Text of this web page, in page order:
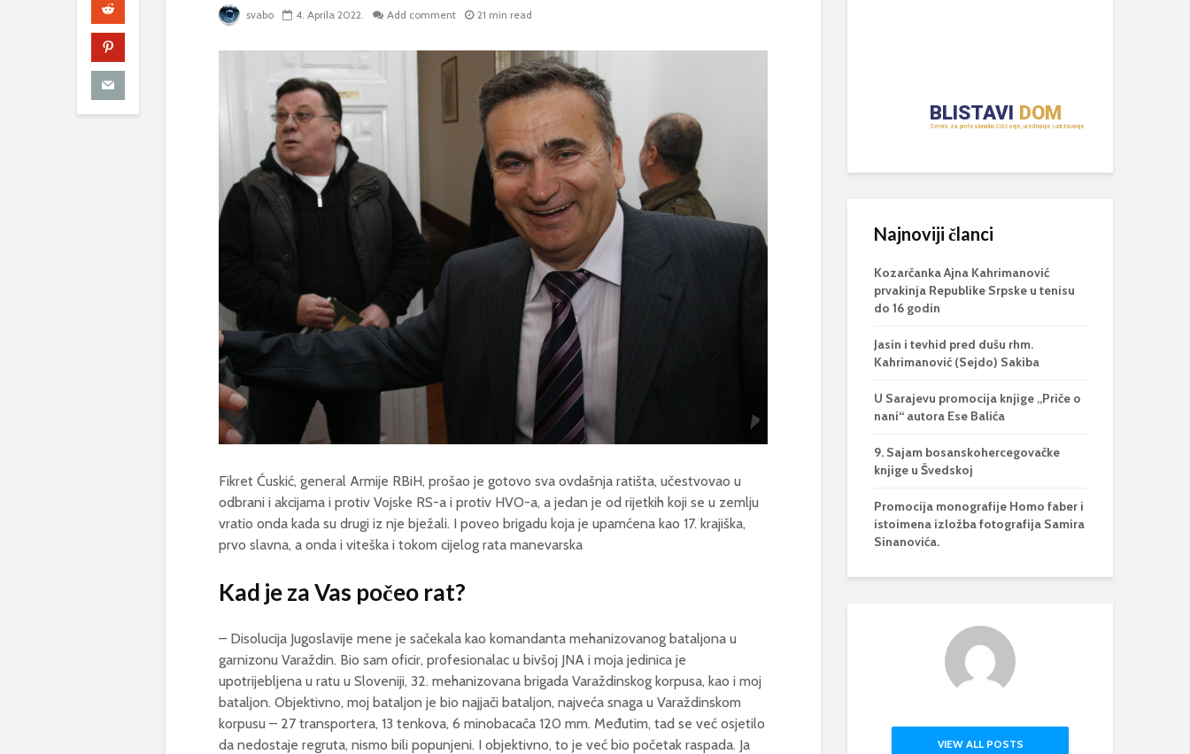
svabo 4. Aprila 2022. Add comment 21 min read
Fikret Ćuskić, general Armije RBiH, prošao je gotovo sva ovdašnja ratišta, učestvovao u
odbrani i akcijama i protiv Vojske RS-a i protiv HVO-a, a jedan je od rijetkih koji se u zemlju
vratio onda kada su drugi iz nje bježali. I poveo brigadu koja je upamćena kao 17. krajiška,
prvo slavna, a onda i viteška i tokom cijelog rata manevarska
Kad je za Vas počeo rat?
– Disolucija Jugoslavije mene je sačekala kao komandanta mehanizovanog bataljona u
garnizonu Varaždin. Bio sam oficir, profesionalac u bivšoj JNA i moja jedinica je
upotrijebljena u ratu u Sloveniji, 32. mehanizovana brigada Varaždinskog korpusa, kao i moj
bataljon. Objektivno, moj bataljon je bio najjači bataljon, najveća snaga u Varaždinskom
korpusu – 27 transportera, 13 tenkova, 6 minobacača 120 mm. Međutim, tad se već osjetilo
da nedostaje regruta, nismo bili popunjeni. I objektivno, to je već bio početak raspada. Ja
Najnoviji članci
Kozarčanka Ajna Kahrimanović
prvakinja Republike Srpske u tenisu
do 16 godin
Jasin i tevhid pred dušu rhm.
Kahrimanović (Sejdo) Sakiba
U Sarajevu promocija knjige „Priče o
nani“ autora Ese Balića
9. Sajam bosanskohercegovačke
knjige u Švedskoj
Promocija monografije Homo faber i
istoimena izložba fotografija Samira
Sinanovića.
VIEW ALL POSTS